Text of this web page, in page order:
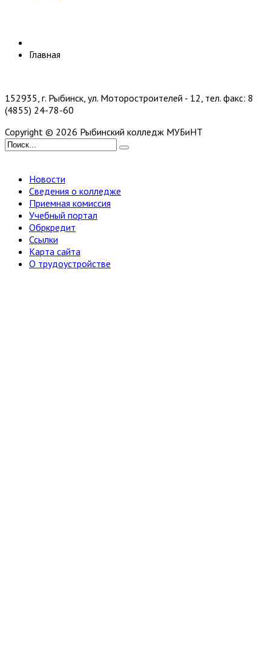
Главная
152935, г. Рыбинск, ул. Моторостроителей - 12, тел. факс: 8
(4855) 24-78-60
Copyright © 2026 Рыбинский колледж МУБиНТ
Новости
Сведения о колледже
Приемная комиссия
Учебный портал
Обркредит
Ссылки
Карта сайта
О трудоустройстве